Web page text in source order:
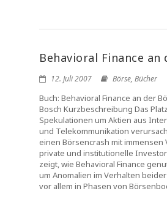
Behavioral Finance an
12. Juli 2007 Börse, Bücher
Buch: Behavioral Finance an der
Bosch Kurzbeschreibung Das
Spekulationen um Aktien aus
und Telekommunikation
einen Börsencrash mit immensen
private und institutionelle
zeigt, wie Behavioral Finance
um Anomalien im Verhalten
vor allem in Phasen von